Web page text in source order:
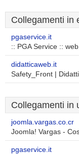
Collegamenti in
pgaservice.it
:: PGA Service ::
didatticaweb.it
Safety_Front |
Collegamenti in
joomla.vargas.co.cr
Joomla! Vargas -
pgaservice.it